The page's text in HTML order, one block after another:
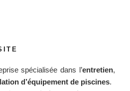
spécialisée dans l’entretien,
d’équipement de piscines.